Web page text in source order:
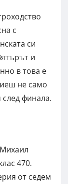
с
си
и
в това е
не само
след финала.
470.
от седем